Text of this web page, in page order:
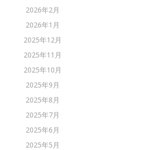
2026年2月
2026年1月
2025年12月
2025年11月
2025年10月
2025年9月
2025年8月
2025年7月
2025年6月
2025年5月